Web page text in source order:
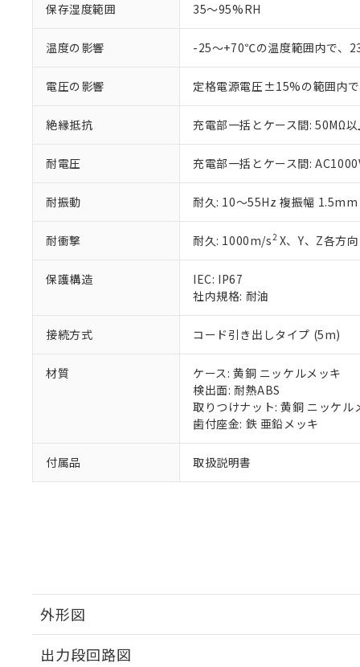
保存湿度範囲 35～95%RH
温度の影響 -25～+70℃の温度範囲内で、
電圧の影響 定格電源電圧±15%の範囲内
絶縁抵抗 充電部一括とケース間: 50MΩ
耐電圧 充電部一括とケース間:
耐振動 耐久: 10～55Hz 複振幅 1.5mm
耐衝撃 耐久: 1000m/s2X、Y、Z各方
保護構造
IEC: IP67
社内規格: 耐油
接続方式 コード引き出しタイプ (5m)
材質
ケース: 黄銅 ニッケルメッキ
検出面: 耐熱ABS
取りつけナット: 黄銅 ニッケル
歯付座金: 鉄 亜鉛メッキ
付属品 取扱説明書
外形図
出力段回路図
オムロン制
在庫状況お
す。
マイパーツ
が、当社の
さい。
※当社の共同
いる法人を
※2 対応予定月
部品在庫の切り替
※3 非含有証明
下記の非含有証明
EU RoHS指令（
51物質の非含有証
※本証明書は発行
また、RoHS指令
混在することから
※2 環境保護使
「ｅ」：有害物質
「10」：通常の使
味します。
「－」：未確認で
また当社は
たしません。
－
在庫な
機器販
空
白
受注生